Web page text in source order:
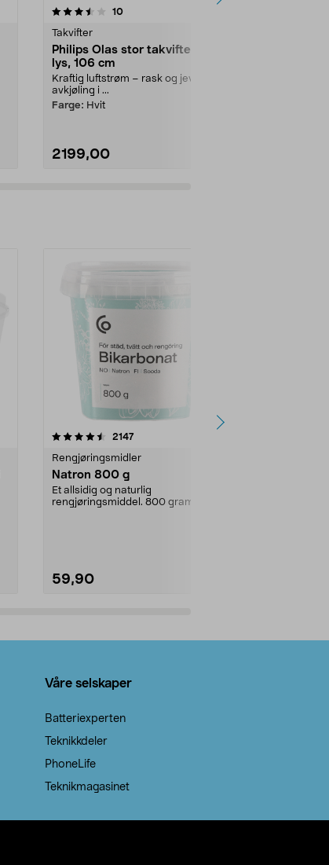
10anmeldelser
Takvifter
Philips Olas stor takvifte med
lys, 106 cm
Kraftig luftstrøm – rask og jevn
avkjøling i ...
Farge: Hvit
2199,00
4.0 av 5 stjerner
2147anmeldelser
Rengjøringsmidler
Natron 800 g
Et allsidig og naturlig
rengjøringsmiddel. 800 gram
59,90
4.0av 5 stjerner
Våre selskaper
Batteriexperten
Teknikkdeler
PhoneLife
Teknikmagasinet